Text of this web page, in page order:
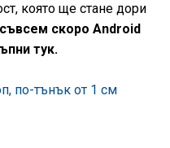
която ще стане дори
скоро Android
тук.
по-тънък от 1 см